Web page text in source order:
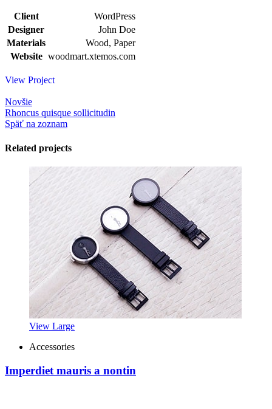
Client
WordPress
Designer
John Doe
Materials
Wood, Paper
Website woodmart.xtemos.com
View Project
Novšie
Rhoncus quisque sollicitudin
Späť na zoznam
Related projects
View Large
Accessories
Imperdiet mauris a nontin